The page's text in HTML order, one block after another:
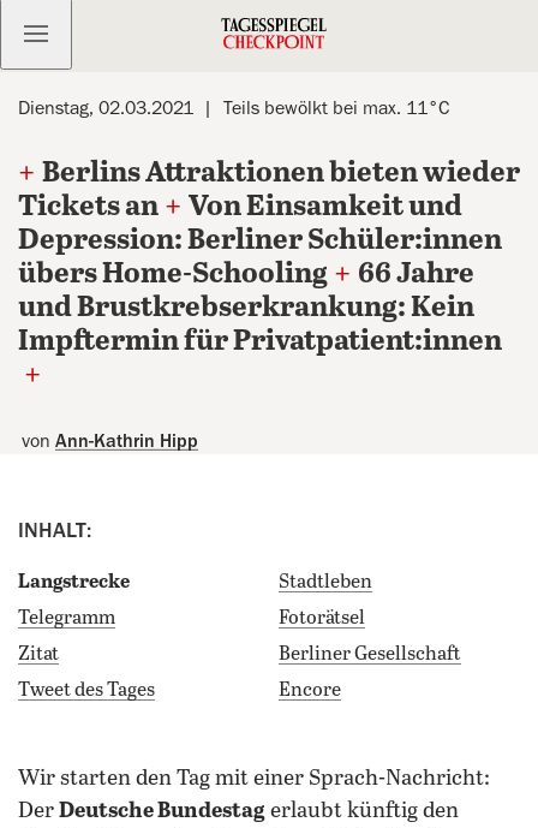
Kostenlos anmelden
Dienstag, 02.03.2021 Teils bewölkt bei max. 11°C
+ Berlins Attraktionen bieten wieder
Tickets an + Von Einsamkeit und
Depression: Berliner Schüler:innen
übers Home-Schooling + 66 Jahre
und Brustkrebserkrankung: Kein
Impftermin für Privatpatient:innen
+
von Ann-Kathrin Hipp
INHALT:
Langstrecke
Telegramm
Zitat
Tweet des Tages
Stadtleben
Fotorätsel
Berliner Gesellschaft
Encore
wir starten den Tag mit einer Sprach-Nachricht:
Der Deutsche Bundestag erlaubt künftig den